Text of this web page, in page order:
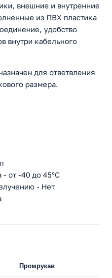
внешние и внутренние
из ПВХ пластика
удобство
внутри кабельного
для ответвления
размера.
- от -40 до 45°C
- Нет
Промрукав